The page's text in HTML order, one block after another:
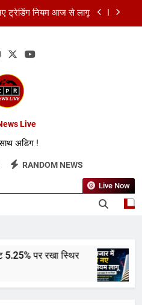
ट्रेडिंग नियम आज से लागू
रेट 5.25% पर रखा स्थिर
ट्रेडिंग नियम आज से लागू
भारत का स्वर्णिम समापन
LPG सिलेंडर हुआ सस्ता
Live
अडिग !
RANDOM NEWS
Live Now
पर रखा स्थिर